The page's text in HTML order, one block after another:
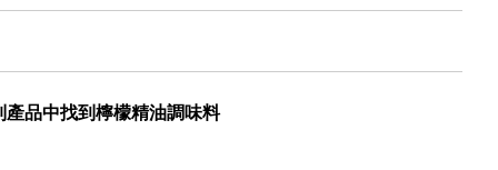
產品中找到檸檬精油調味料